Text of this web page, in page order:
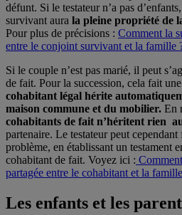
défunt. Si le testateur n’a pas
survivant aura la pleine propriété de
Pour plus de précisions : Comment la
entre le conjoint survivant et la famille
Si le couple n’est pas marié, il peut
de fait. Pour la succession, cela fait
cohabitant légal hérite
maison commune et du mobilier. En
cohabitants de fait n’héritent rien
partenaire. Le testateur peut
problème, en établissant un testament
cohabitant de fait. Voyez ici :
partagée entre le cohabitant et la
Les enfants et les